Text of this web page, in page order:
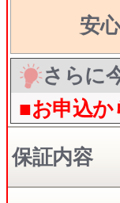
安
さらに
■お申込か
保証内容